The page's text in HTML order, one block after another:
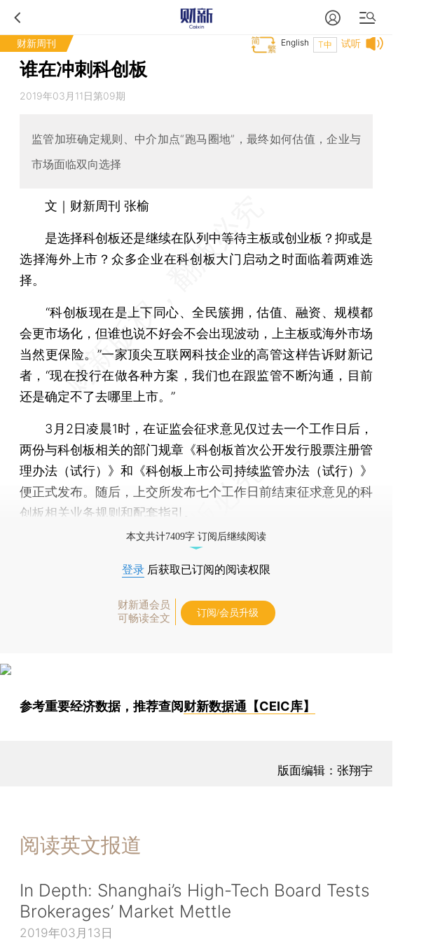
财新周刊 试听
T中
English
谁在冲刺科创板
2019年03月11日第09期
监管加班确定规则、中介加点“跑马圈地”，最终如何估值，企业与
市场面临双向选择
文｜财新周刊 张榆
是选择科创板还是继续在队列中等待主板或创业板？抑或是
选择海外上市？众多企业在科创板大门启动之时面临着两难选
择。
“科创板现在是上下同心、全民簇拥，估值、融资、规模都
会更市场化，但谁也说不好会不会出现波动，上主板或海外市场
当然更保险。”一家顶尖互联网科技企业的高管这样告诉财新记
者，“现在投行在做各种方案，我们也在跟监管不断沟通，目前
还是确定不了去哪里上市。”
3月2日凌晨1时，在证监会征求意见仅过去一个工作日后，
两份与科创板相关的部门规章《科创板首次公开发行股票注册管
理办法（试行）》和《科创板上市公司持续监管办法（试行）》
便正式发布。随后，上交所发布七个工作日前结束征求意见的科
创板相关业务规则和配套指引。
本文共计7409字 订阅后继续阅读
登录 后获取已订阅的阅读权限
财新通会员
可畅读全文
订阅/会员升级
参考重要经济数据，推荐查阅财新数据通【CEIC库】
版面编辑：张翔宇
阅读英文报道
In Depth: Shanghai’s High-Tech Board Tests
Brokerages’ Market Mettle
2019年03月13日